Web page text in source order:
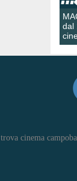
dal
trova cinema